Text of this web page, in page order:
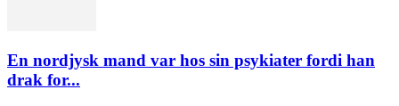
En nordjysk mand var hos sin psykiater fordi han
drak for...